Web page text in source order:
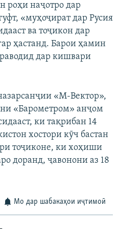
роҳи наҷотро дар
«муҳоҷират дар Русия
ва тоҷикон дар
ҳастанд. Барои ҳамин
дар кишвари
«М-Вектор»,
«Барометром» анҷом
ки тақрибан 14
хостори кӯч бастан
тоҷиконе, ки хоҳиши
доранд, ҷавонони аз 18
Мо дар шабакаҳои иҷтимоӣ